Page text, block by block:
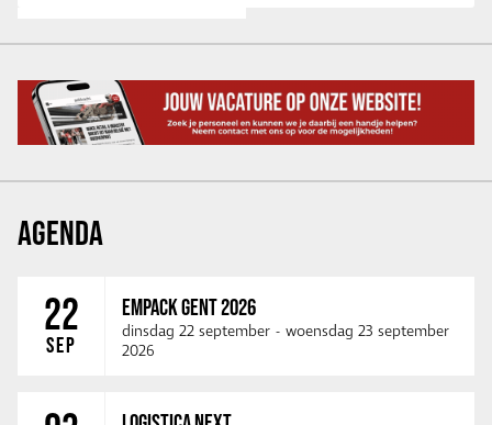
AGENDA
22
SEP
EMPACK GENT 2026
dinsdag 22 september - woensdag 23 september
2026